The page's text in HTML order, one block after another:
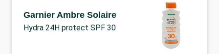
Garnier Ambre Solaire
Hydra 24H protect SPF 30